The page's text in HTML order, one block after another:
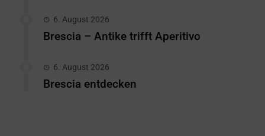
6. August 2026
Brescia – Antike trifft Aperitivo
6. August 2026
Brescia entdecken